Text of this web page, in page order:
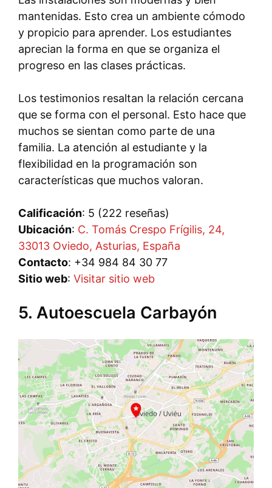
mantenidas. Esto crea un ambiente cómodo
y propicio para aprender. Los estudiantes
aprecian la forma en que se organiza el
progreso en las clases prácticas.
Los testimonios resaltan la relación cercana
que se forma con el personal. Esto hace que
muchos se sientan como parte de una
familia. La atención al estudiante y la
flexibilidad en la programación son
características que muchos valoran.
Calificación: 5 (222 reseñas)
Ubicación: C. Tomás Crespo Frígilis, 24,
33013 Oviedo, Asturias, España
Contacto: +34 984 84 30 77
Sitio web: Visitar sitio web
5. Autoescuela Carbayón